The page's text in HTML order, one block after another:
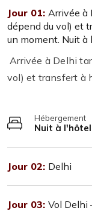
Jour 01: Arrivée à
dépend du vol) et
un moment. Nuit à
Arrivée à Delhi
vol) et transfert à
Hébergement
Nuit à l'hôtel
Jour 02: Delhi
Jour 03: Vol Delhi